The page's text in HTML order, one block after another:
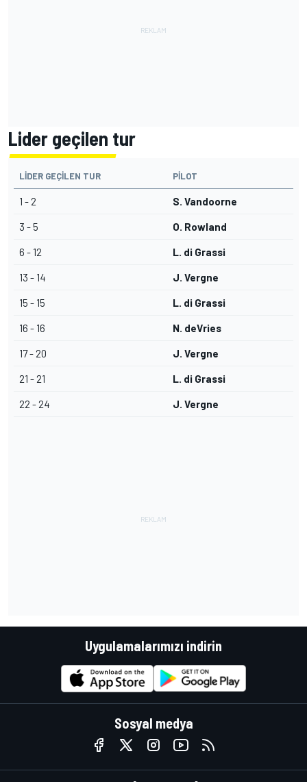
Lider geçilen tur
LIDER GEÇILEN TUR PILOT
1 - 2 S. Vandoorne
3 - 5 O. Rowland
6 - 12 L. di Grassi
13 - 14 J. Vergne
15 - 15 L. di Grassi
16 - 16 N. deVries
17 - 20 J. Vergne
21 - 21 L. di Grassi
22 - 24 J. Vergne
Uygulamalarımızı indirin
Sosyal medya